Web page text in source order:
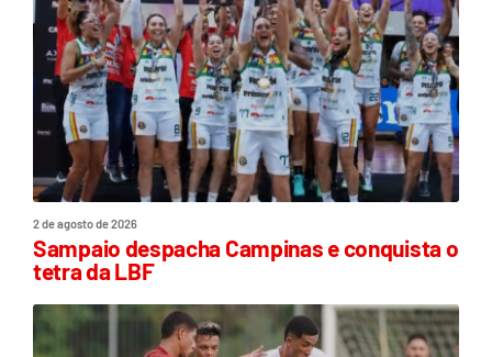
2 de agosto de 2026
Sampaio despacha Campinas e conquista o
tetra da LBF